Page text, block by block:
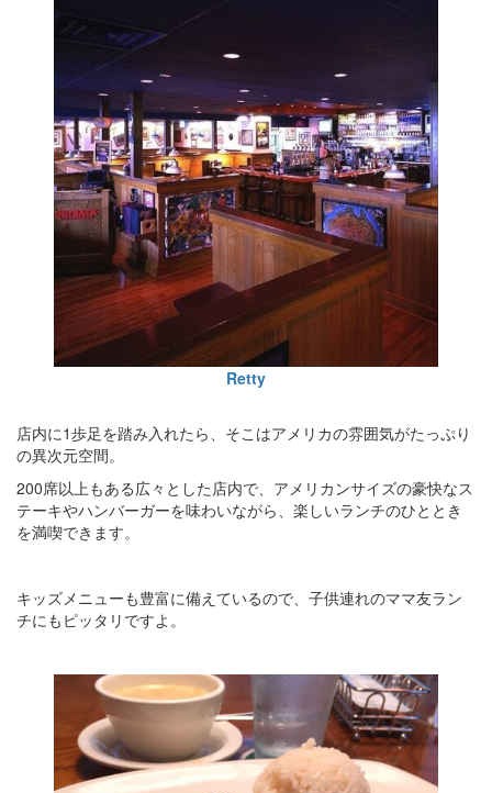
Retty
店内に1歩足を踏み入れたら、そこはアメリカの雰囲気がたっぷり
の異次元空間。
200席以上もある広々とした店内で、アメリカンサイズの豪快なス
テーキやハンバーガーを味わいながら、楽しいランチのひととき
を満喫できます。
キッズメニューも豊富に備えているので、子供連れのママ友ラン
チにもピッタリですよ。